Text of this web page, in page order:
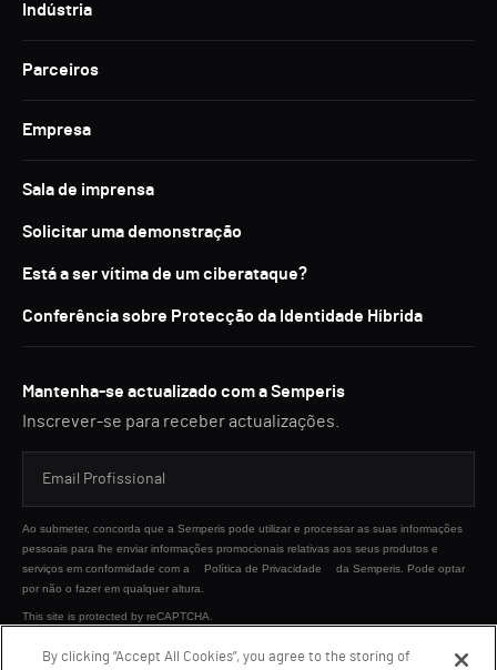
Indústria
Parceiros
Empresa
Sala de imprensa
Solicitar uma demonstração
Está a ser vítima de um ciberataque?
Conferência sobre Protecção da Identidade Híbrida
Mantenha-se actualizado com a Semperis
Inscrever-se para receber actualizações.
Ao submeter, concorda que a Semperis pode utilizar e processar as suas informações
pessoais para lhe enviar informações promocionais relativas aos seus produtos e
serviços em conformidade com a
Política de Privacidade
da Semperis. Pode optar
por não o fazer em qualquer altura.
This site is protected by reCAPTCHA.
By clicking “Accept All Cookies”, you agree to the storing of